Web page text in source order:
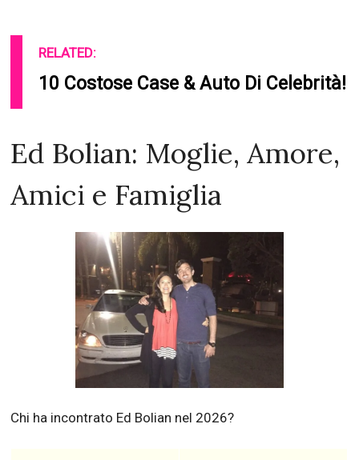
RELATED:
10 Costose Case & Auto Di Celebrità!
Ed Bolian: Moglie, Amore,
Amici e Famiglia
Chi ha incontrato Ed Bolian nel 2026?